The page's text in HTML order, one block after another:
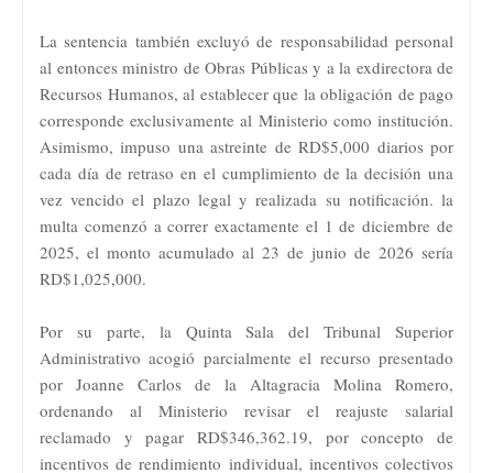
La sentencia también excluyó de responsabilidad personal
al entonces ministro de Obras Públicas y a la exdirectora de
Recursos Humanos, al establecer que la obligación de pago
corresponde exclusivamente al Ministerio como institución.
Asimismo, impuso una astreinte de RD$5,000 diarios por
cada día de retraso en el cumplimiento de la decisión una
vez vencido el plazo legal y realizada su notificación. la
multa comenzó a correr exactamente el 1 de diciembre de
2025, el monto acumulado al 23 de junio de 2026 sería
RD$1,025,000.
Por su parte, la Quinta Sala del Tribunal Superior
Administrativo acogió parcialmente el recurso presentado
por Joanne Carlos de la Altagracia Molina Romero,
ordenando al Ministerio revisar el reajuste salarial
reclamado y pagar RD$346,362.19, por concepto de
incentivos de rendimiento individual, incentivos colectivos